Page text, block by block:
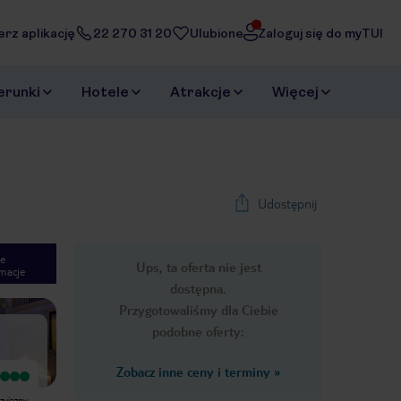
aplikację 22 270 31 20 Ulubione Zaloguj się do myTUI
Hotele Atrakcje Więcej
Udostępnij
Ups, ta oferta nie jest
dostępna.
Przygotowaliśmy dla Ciebie
podobne oferty:
Zobacz inne ceny i terminy »
Next slide
1/34
Wyjątkowy